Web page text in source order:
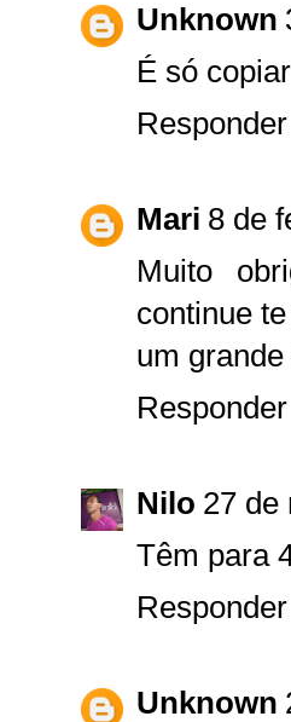
Unknown
É só
Responder
Mari 8 de
Muito
continue
um
Responder
Nilo 27 de
Têm para
Responder
Unknown